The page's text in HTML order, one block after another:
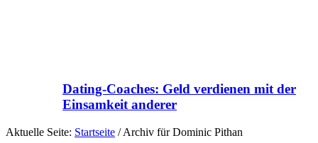
Dating-Coaches: Geld verdienen mit der
Einsamkeit anderer
Aktuelle Seite: Startseite /Archiv für Dominic Pithan